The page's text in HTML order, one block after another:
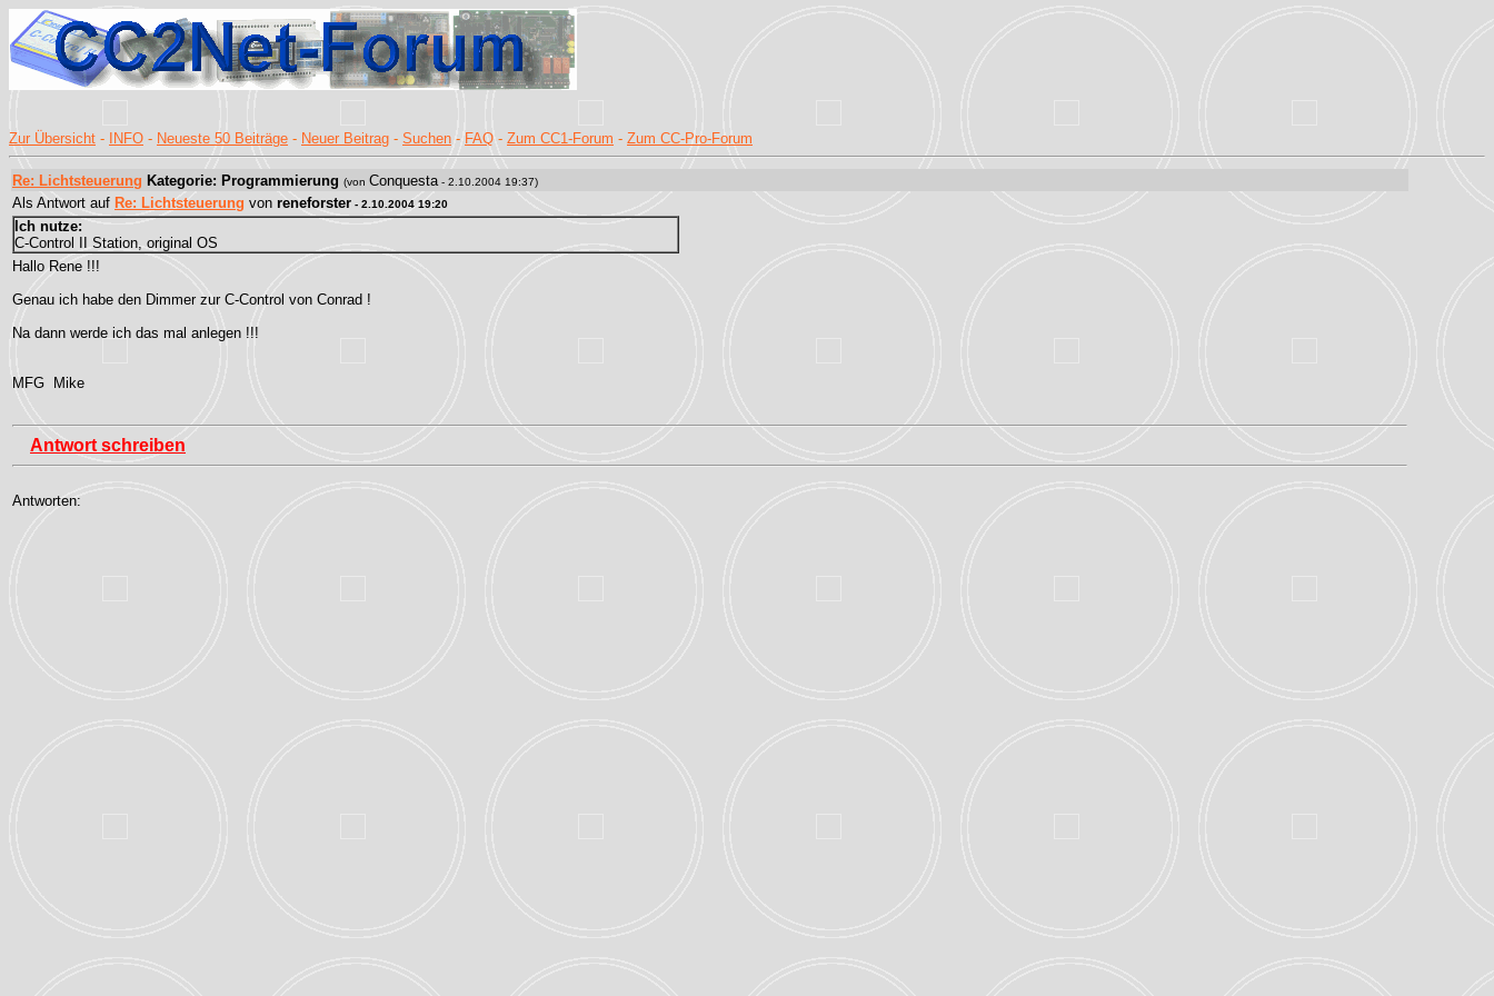
Zur Übersicht - INFO - Neueste 50 Beiträge - Neuer Beitrag - Suchen - FAQ - Zum CC1-Forum - Zum CC-Pro-Forum
Re: Lichtsteuerung Kategorie: Programmierung (von Conquesta - 2.10.2004 19:37)
Als Antwort auf Re: Lichtsteuerung von reneforster - 2.10.2004 19:20
Ich nutze:
C-Control II Station, original OS
Hallo Rene !!!
Genau ich habe den Dimmer zur C-Control von Conrad !
Na dann werde ich das mal anlegen !!!
MFG Mike
Antwort schreiben
Antworten: